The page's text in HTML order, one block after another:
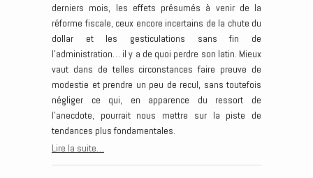
derniers mois, les effets présumés à venir de la
réforme fiscale, ceux encore incertains de la chute du
dollar et les gesticulations sans fin de
l’administration… il y a de quoi perdre son latin. Mieux
vaut dans de telles circonstances faire preuve de
modestie et prendre un peu de recul, sans toutefois
négliger ce qui, en apparence du ressort de
l’anecdote, pourrait nous mettre sur la piste de
tendances plus fondamentales.
Lire la suite…